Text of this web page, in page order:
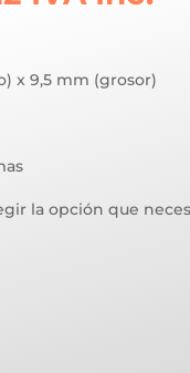
x 9,5 mm (grosor)
la opción que